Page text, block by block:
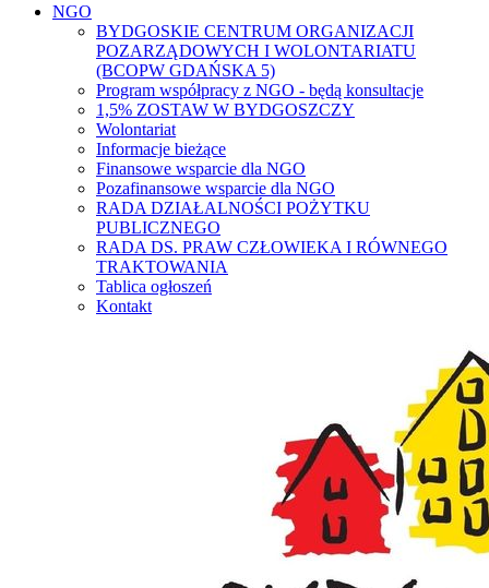
NGO
BYDGOSKIE CENTRUM ORGANIZACJI
POZARZĄDOWYCH I WOLONTARIATU
(BCOPW GDAŃSKA 5)
Program współpracy z NGO - będą konsultacje
1,5% ZOSTAW W BYDGOSZCZY
Wolontariat
Informacje bieżące
Finansowe wsparcie dla NGO
Pozafinansowe wsparcie dla NGO
RADA DZIAŁALNOŚCI POŻYTKU
PUBLICZNEGO
RADA DS. PRAW CZŁOWIEKA I RÓWNEGO
TRAKTOWANIA
Tablica ogłoszeń
Kontakt